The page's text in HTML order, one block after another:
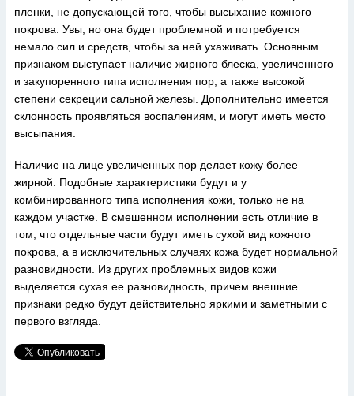
пленки, не допускающей того, чтобы высыхание кожного
покрова. Увы, но она будет проблемной и потребуется
немало сил и средств, чтобы за ней ухаживать. Основным
признаком выступает наличие жирного блеска, увеличенного
и закупоренного типа исполнения пор, а также высокой
степени секреции сальной железы. Дополнительно имеется
склонность проявляться воспалениям, и могут иметь место
высыпания.
Наличие на лице увеличенных пор делает кожу более
жирной. Подобные характеристики будут и у
комбинированного типа исполнения кожи, только не на
каждом участке. В смешенном исполнении есть отличие в
том, что отдельные части будут иметь сухой вид кожного
покрова, а в исключительных случаях кожа будет нормальной
разновидности. Из других проблемных видов кожи
выделяется сухая ее разновидность, причем внешние
признаки редко будут действительно яркими и заметными с
первого взгляда.